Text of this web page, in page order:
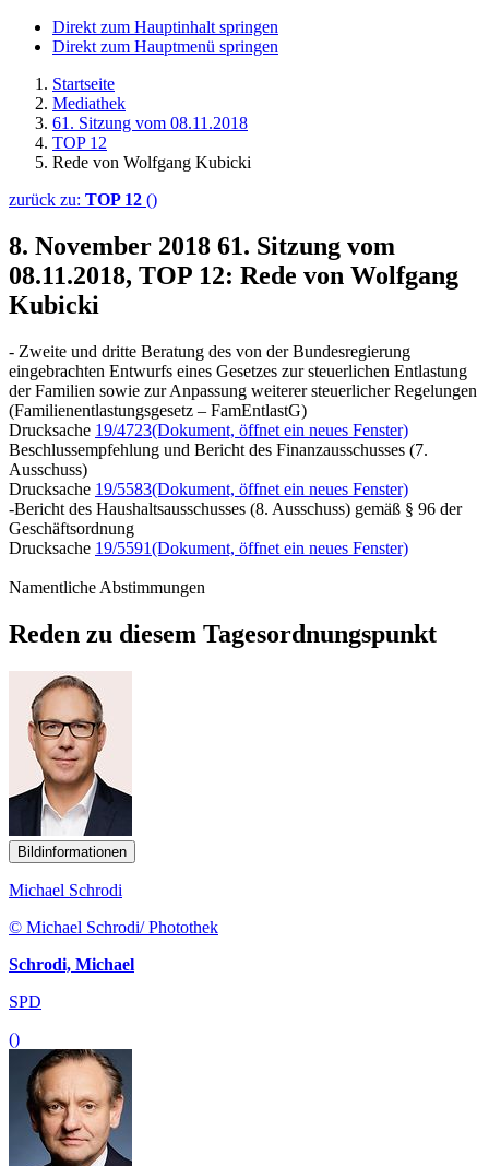
Direkt zum Hauptinhalt springen
Direkt zum Hauptmenü springen
Startseite
Mediathek
61. Sitzung vom 08.11.2018
TOP 12
Rede von Wolfgang Kubicki
zurück zu: TOP 12 ()
8. November 2018 61. Sitzung vom
08.11.2018, TOP 12: Rede von Wolfgang
Kubicki
- Zweite und dritte Beratung des von der Bundesregierung
eingebrachten Entwurfs eines Gesetzes zur steuerlichen Entlastung
der Familien sowie zur Anpassung weiterer steuerlicher Regelungen
(Familienentlastungsgesetz – FamEntlastG)
Drucksache 19/4723(Dokument, öffnet ein neues Fenster)
Beschlussempfehlung und Bericht des Finanzausschusses (7.
Ausschuss)
Drucksache 19/5583(Dokument, öffnet ein neues Fenster)
-Bericht des Haushaltsausschusses (8. Ausschuss) gemäß § 96 der
Geschäftsordnung
Drucksache 19/5591(Dokument, öffnet ein neues Fenster)
Namentliche Abstimmungen
Reden zu diesem Tagesordnungspunkt
Bildinformationen
Michael Schrodi
© Michael Schrodi/ Photothek
Schrodi, Michael
SPD
()